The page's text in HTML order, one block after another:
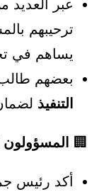
عبر
ترحيبهم
يساهم في
بعضهم
التنفيذ
🏢
أكد رئيس